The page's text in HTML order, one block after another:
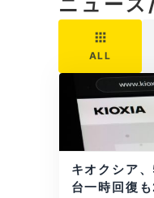
ALL
キオクシア
台一時回復